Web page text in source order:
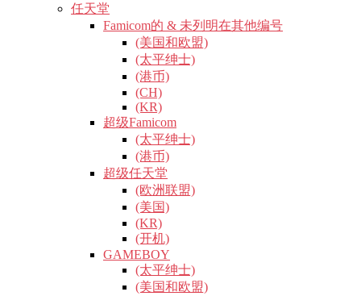
任天堂
Famicom的 & 未列明在其他编号
(美国和欧盟)
(太平绅士)
(港币)
(CH)
(KR)
超级Famicom
(太平绅士)
(港币)
超级任天堂
(欧洲联盟)
(美国)
(KR)
(开机)
GAMEBOY
(太平绅士)
(美国和欧盟)